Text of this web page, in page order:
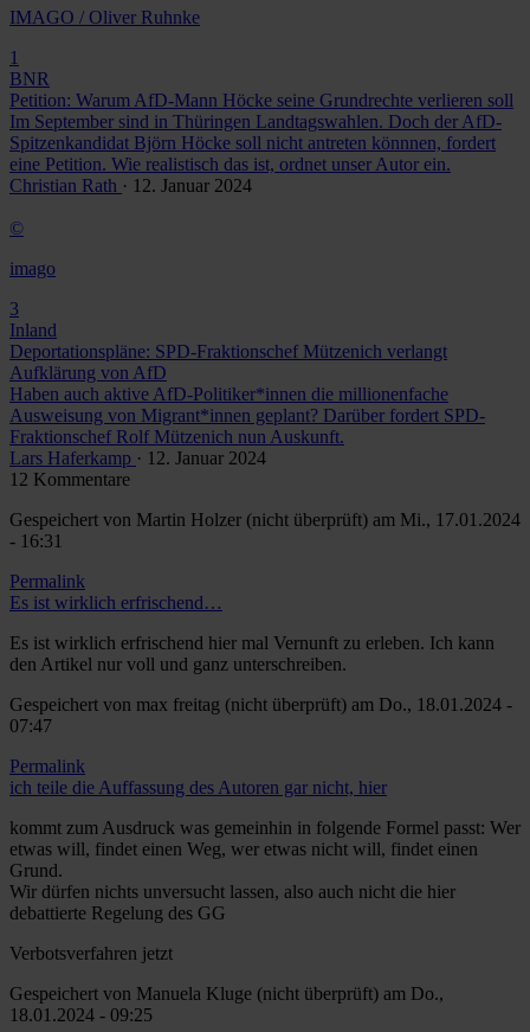
IMAGO / Oliver Ruhnke
1
BNR
Petition: Warum AfD-Mann Höcke seine Grundrechte verlieren soll
Im September sind in Thüringen Landtagswahlen. Doch der AfD-
Spitzenkandidat Björn Höcke soll nicht antreten könnnen, fordert
eine Petition. Wie realistisch das ist, ordnet unser Autor ein.
Christian Rath · 12. Januar 2024
©
imago
3
Inland
Deportationspläne: SPD-Fraktionschef Mützenich verlangt
Aufklärung von AfD
Haben auch aktive AfD-Politiker*innen die millionenfache
Ausweisung von Migrant*innen geplant? Darüber fordert SPD-
Fraktionschef Rolf Mützenich nun Auskunft.
Lars Haferkamp · 12. Januar 2024
12 Kommentare
Gespeichert von Martin Holzer (nicht überprüft) am Mi., 17.01.2024
- 16:31
Permalink
Es ist wirklich erfrischend…
Es ist wirklich erfrischend hier mal Vernunft zu erleben. Ich kann
den Artikel nur voll und ganz unterschreiben.
Gespeichert von max freitag (nicht überprüft) am Do., 18.01.2024 -
07:47
Permalink
ich teile die Auffassung des Autoren gar nicht, hier
kommt zum Ausdruck was gemeinhin in folgende Formel passt: Wer
etwas will, findet einen Weg, wer etwas nicht will, findet einen
Grund.
Wir dürfen nichts unversucht lassen, also auch nicht die hier
debattierte Regelung des GG
Verbotsverfahren jetzt
Gespeichert von Manuela Kluge (nicht überprüft) am Do.,
18.01.2024 - 09:25